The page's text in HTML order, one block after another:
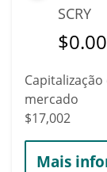
SCRY
$
Capitalização
mercado
$17,002
Mais